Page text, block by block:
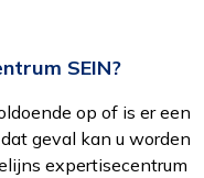
SEIN?
op of is er een
geval kan u worden
expertisecentrum